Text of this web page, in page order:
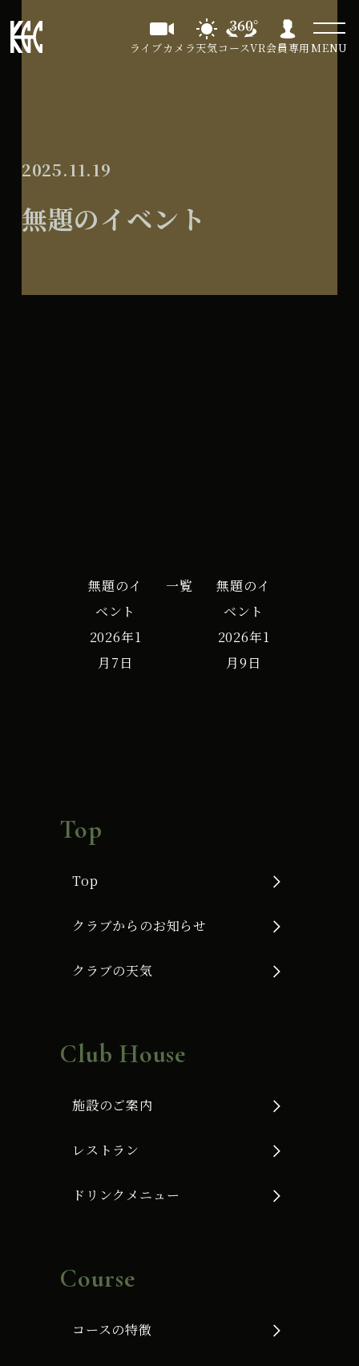
ライブカメラ天気コースVR会員専用MENU
2025.11.19
無題のイベント
無題のイ
ベント
2026年1
月7日
一覧
無題のイ
ベント
2026年1
月9日
Top
Top
クラブからのお知らせ
クラブの天気
Club House
施設のご案内
レストラン
ドリンクメニュー
Course
コースの特徴